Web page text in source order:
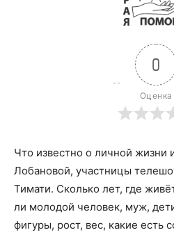
0
Оценка
Что известно о личной жизни
Лобановой, участницы
Тимати. Сколько лет, где
ли молодой человек, муж,
фигуры, рост, вес, какие есть